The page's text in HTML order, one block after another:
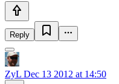
Reply
ZyL Dec 13 2012 at 14:50